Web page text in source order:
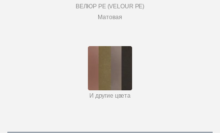
ВЕЛЮР PE (VELOUR PE)
Матовая
И другие цвета